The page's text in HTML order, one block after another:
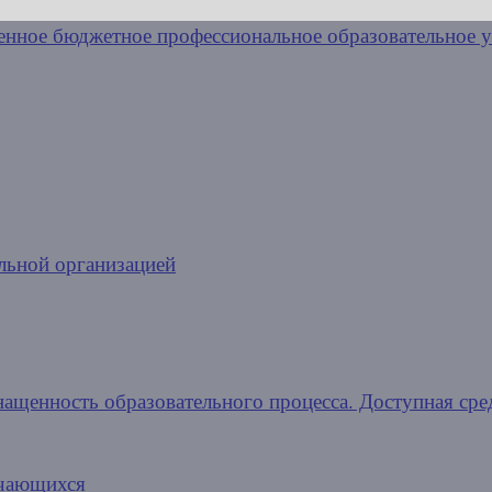
организацией
образовательного процесса. Доступная